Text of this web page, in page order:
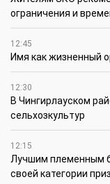
ограничения и
12:45
Имя как жизненный
12:30
В Чингирлауском
сельхозкультур
12:15
Лучшим племенным
своей категории